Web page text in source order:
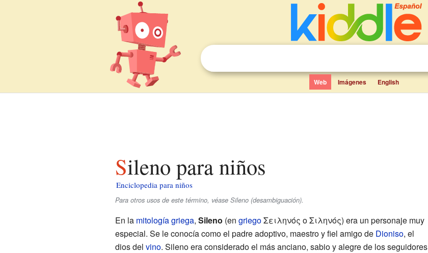
Web Imágenes English
Sileno para niños
Enciclopedia para niños
Para otros usos de este término, véase Sileno (desambiguación).
En la mitología griega, Sileno (en griegoΣειληνός o Σιληνός) era un personaje muy
especial. Se le conocía como el padre adoptivo, maestro y fiel amigo de Dioniso, el
dios del vino. Sileno era considerado el más anciano, sabio y alegre de los seguidores